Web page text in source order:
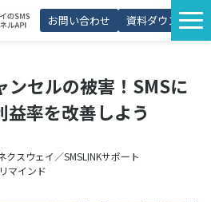
お問い合わせ 資料ダウンロード
ばれる理由
ラン・価格
導入事例
ンセルの被害！SMSに
益率を改善しよう
クスウェイ／SMSLINKサポート
リマインド